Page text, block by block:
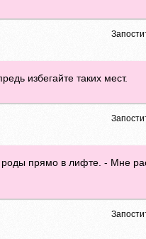
избегайте таких мест.
роды прямо в лифте. - Мне